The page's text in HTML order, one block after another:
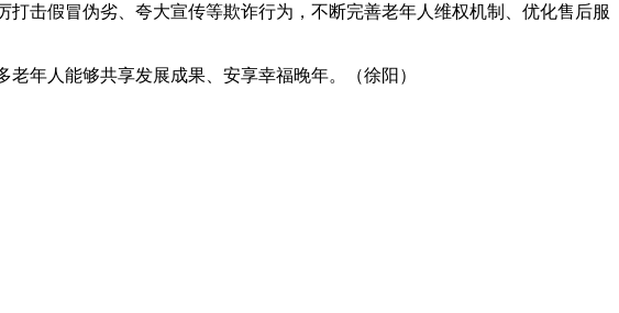
击假冒伪劣、夸大宣传等欺诈行为，不断完善老年人维权机制、优化售后服
年人能够共享发展成果、安享幸福晚年。（徐阳）